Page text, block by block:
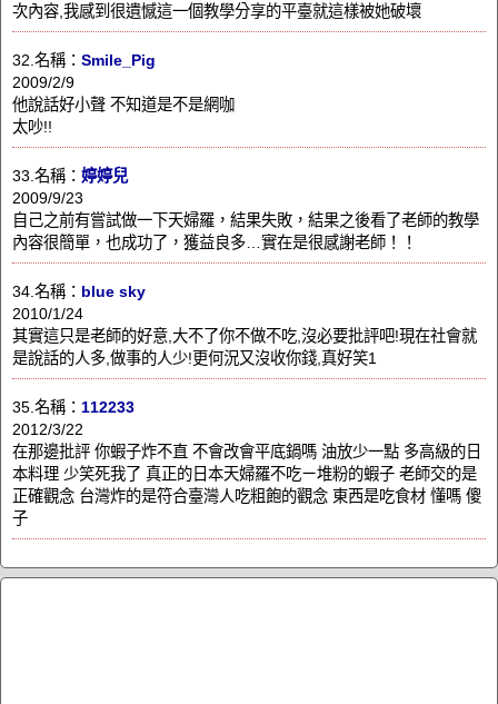
次內容,我感到很遺憾這一個教學分享的平臺就這樣被她破壞
32.名稱： Smile_Pig
2009/2/9
他說話好小聲 不知道是不是網咖
太吵!!
33.名稱： 婷婷兒
2009/9/23
自己之前有嘗試做一下天婦羅，結果失敗，結果之後看了老師的教學
內容很簡單，也成功了，獲益良多…實在是很感謝老師！！
34.名稱： blue sky
2010/1/24
其實這只是老師的好意,大不了你不做不吃,沒必要批評吧!現在社會就
是說話的人多,做事的人少!更何況又沒收你錢,真好笑1
35.名稱： 112233
2012/3/22
在那邊批評 你蝦子炸不直 不會改會平底鍋嗎 油放少一點 多高級的日
本料理 少笑死我了 真正的日本天婦羅不吃ㄧ堆粉的蝦子 老師交的是
正確觀念 台灣炸的是符合臺灣人吃粗飽的觀念 東西是吃食材 懂嗎 傻
子